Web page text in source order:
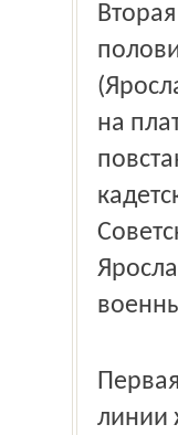
на
линии